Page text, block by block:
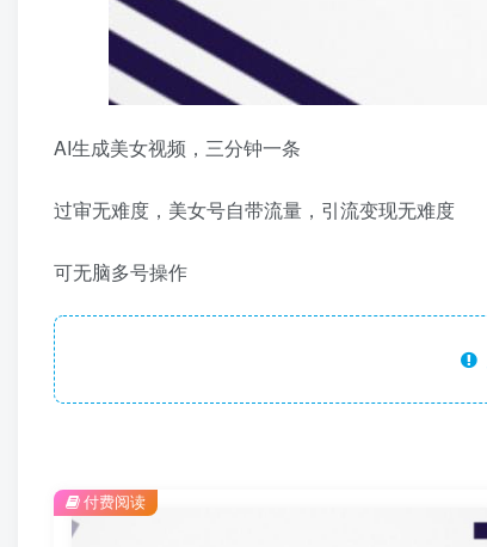
AI生成美女视频，三分钟一条
过审无难度，美女号自带流量，引流变现无难度
可无脑多号操作
付费阅读